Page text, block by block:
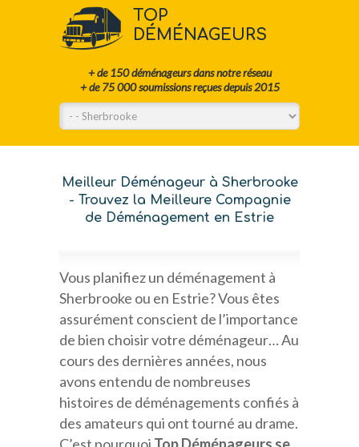
TOP
DÉMÉNAGEURS
+ de 150 déménageurs dans notre réseau
+ de 75 000 soumissions reçues depuis 2015
Meilleur Déménageur à Sherbrooke
- Trouvez la Meilleure Compagnie
de Déménagement en Estrie
Vous planifiez un déménagement à
Sherbrooke ou en Estrie? Vous êtes
assurément conscient de l’importance
de bien choisir votre déménageur… Au
cours des dernières années, nous
avons entendu de nombreuses
histoires de déménagements confiés à
des amateurs qui ont tourné au drame.